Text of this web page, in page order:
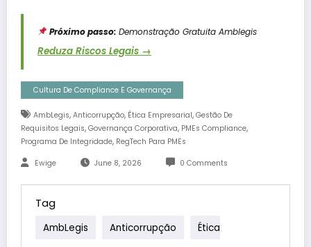
Próximo passo:Demonstração Gratuita Amblegis
Reduza Riscos Legais →
Cultura De Compliance E Governança
AmbLegis, Anticorrupção, Ética Empresarial, Gestão De
Requisitos Legais, Governança Corporativa, PMEs Compliance,
Programa De Integridade, RegTech Para PMEs
Ewige June 8, 2026 0 Comments
Tag
AmbLegis Anticorrupção Ética